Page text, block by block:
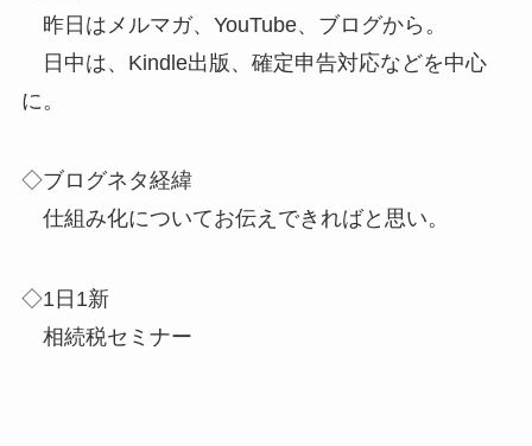
昨日はメルマガ、YouTube、ブログから。
日中は、Kindle出版、確定申告対応などを中心
に。
◇ブログネタ経緯
仕組み化についてお伝えできればと思い。
◇1日1新
相続税セミナー